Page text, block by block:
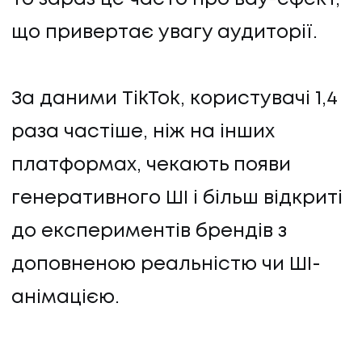
що привертає увагу аудиторії.
За даними TikTok, користувачі 1,4
раза частіше, ніж на інших
платформах, чекають появи
генеративного ШІ і більш відкриті
до експериментів брендів з
доповненою реальністю чи ШІ-
анімацією.
Політика конфіденційності
UA EN
UA EN